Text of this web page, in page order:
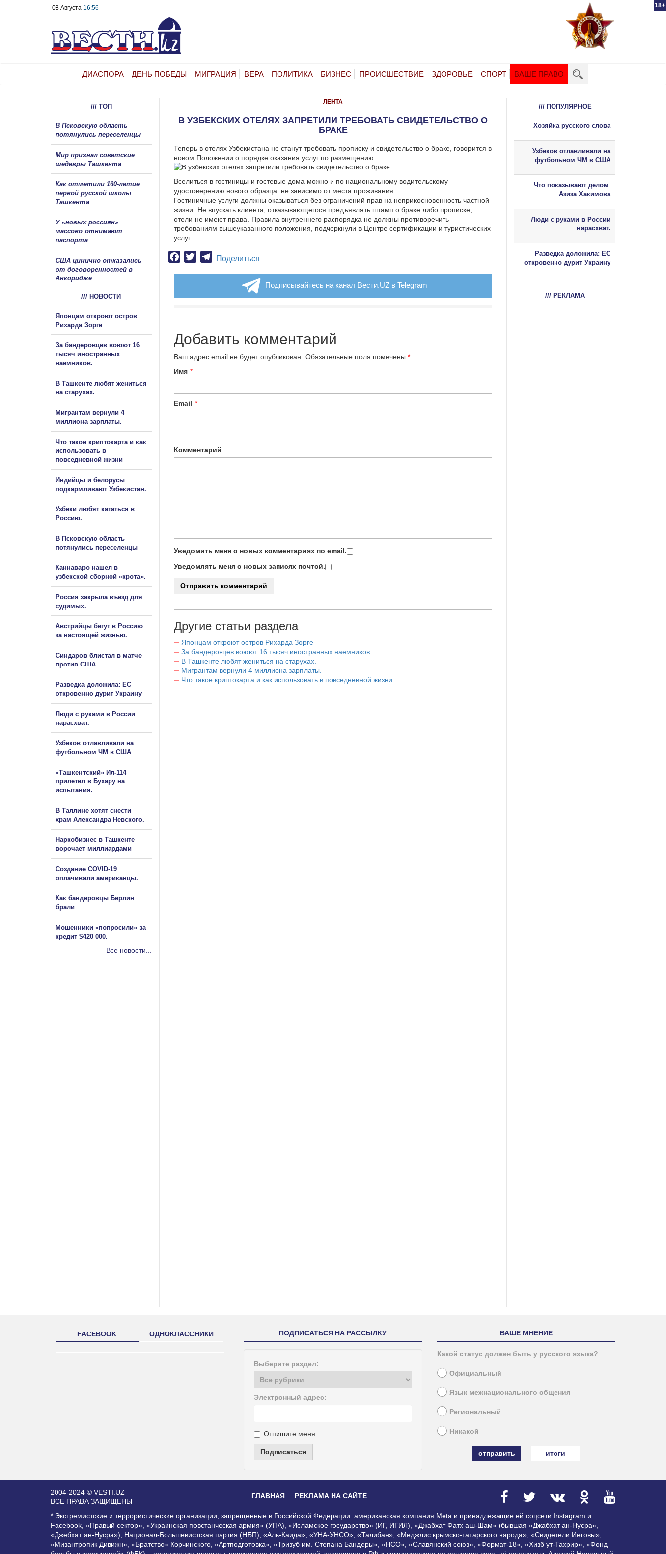
18+
08 Августа 16:56
ДИАСПОРА ДЕНЬ ПОБЕДЫ МИГРАЦИЯ ВЕРА ПОЛИТИКА БИЗНЕС ПРОИСШЕСТВИЕ ЗДОРОВЬЕ СПОРТ ВАШЕ ПРАВО
ЛЕНТА
В УЗБЕКСКИХ ОТЕЛЯХ ЗАПРЕТИЛИ ТРЕБОВАТЬ СВИДЕТЕЛЬСТВО О
БРАКЕ
Теперь в отелях Узбекистана не станут требовать прописку и свидетельство о браке, говорится в
новом Положении о порядке оказания услуг по размещению.
Вселиться в гостиницы и гостевые дома можно и по национальному водительскому
удостоверению нового образца, не зависимо от места проживания.
Гостиничные услуги должны оказываться без ограничений прав на неприкосновенность частной
жизни. Не впускать клиента, отказывающегося предъявлять штамп о браке либо прописке,
отели не имеют права. Правила внутреннего распорядка не должны противоречить
требованиям вышеуказанного положения, подчеркнули в Центре сертификации и туристических
услуг.
Facebook
TwitterTelegram
Поделиться
Подписывайтесь на канал Вести.UZ в Telegram
Добавить комментарий
Ваш адрес email не будет опубликован. Обязательные поля помечены *
Имя *
Email *
Комментарий
Уведомить меня о новых комментариях по email.
Уведомлять меня о новых записях почтой.
Другие статьи раздела
Японцам откроют остров Рихарда Зорге
За бандеровцев воюют 16 тысяч иностранных наемников.
В Ташкенте любят жениться на старухах.
Мигрантам вернули 4 миллиона зарплаты.
Что такое криптокарта и как использовать в повседневной жизни
/// ТОП
В Псковскую область
потянулись переселенцы
Мир признал советские
шедевры Ташкента
Как отметили 160-летие
первой русской школы
Ташкента
У «новых россиян»
массово отнимают
паспорта
США цинично отказались
от договоренностей в
Анкоридже
/// НОВОСТИ
Японцам откроют остров
Рихарда Зорге
За бандеровцев воюют 16
тысяч иностранных
наемников.
В Ташкенте любят жениться
на старухах.
Мигрантам вернули 4
миллиона зарплаты.
Что такое криптокарта и как
использовать в
повседневной жизни
Индийцы и белорусы
подкармливают Узбекистан.
Узбеки любят кататься в
Россию.
В Псковскую область
потянулись переселенцы
Каннаваро нашел в
узбекской сборной «крота».
Россия закрыла въезд для
судимых.
Австрийцы бегут в Россию
за настоящей жизнью.
Синдаров блистал в матче
против США
Разведка доложила: ЕС
откровенно дурит Украину
Люди с руками в России
нарасхват.
Узбеков отлавливали на
футбольном ЧМ в США
«Ташкентский» Ил-114
прилетел в Бухару на
испытания.
В Таллине хотят снести
храм Александра Невского.
Наркобизнес в Ташкенте
ворочает миллиардами
Создание COVID-19
оплачивали американцы.
Как бандеровцы Берлин
брали
Мошенники «попросили» за
кредит $420 000.
Все новости...
/// ПОПУЛЯРНОЕ
Хозяйка русского слова
Узбеков отлавливали на
футбольном ЧМ в США
Что показывают делом
Азиза Хакимова
Люди с руками в России
нарасхват.
Разведка доложила: ЕС
откровенно дурит Украину
/// РЕКЛАМА
FACEBOOK ОДНОКЛАССНИКИ ПОДПИСАТЬСЯ НА РАССЫЛКУ
Выберите раздел:
Электронный адрес:
Отпишите меня
Подписаться
ВАШЕ МНЕНИЕ
Какой статус должен быть у русского языка?
Официальный
Язык межнационального общения
Региональный
Никакой
итоги
2004-2024 © VESTI.UZ
ВСЕ ПРАВА ЗАЩИЩЕНЫ
ГЛАВНАЯ РЕКЛАМА НА САЙТЕ
* Экстремистские и террористические организации, запрещенные в Российской Федерации: американская компания Meta и принадлежащие ей соцсети Instagram и
Facebook, «Правый сектор», «Украинская повстанческая армия» (УПА), «Исламское государство» (ИГ, ИГИЛ), «Джабхат Фатх аш-Шам» (бывшая «Джабхат ан-Нусра»,
«Джебхат ан-Нусра»), Национал-Большевистская партия (НБП), «Аль-Каида», «УНА-УНСО», «Талибан», «Меджлис крымско-татарского народа», «Свидетели Иеговы»,
«Мизантропик Дивижн», «Братство» Корчинского, «Артподготовка», «Тризуб им. Степана Бандеры», «НСО», «Славянский союз», «Формат-18», «Хизб ут-Тахрир», «Фонд